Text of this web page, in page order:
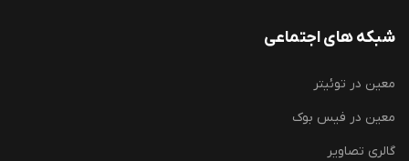
شبکه های اجتماعی
معین در توئیتر
معین در فیس بوک
گالری تصاویر